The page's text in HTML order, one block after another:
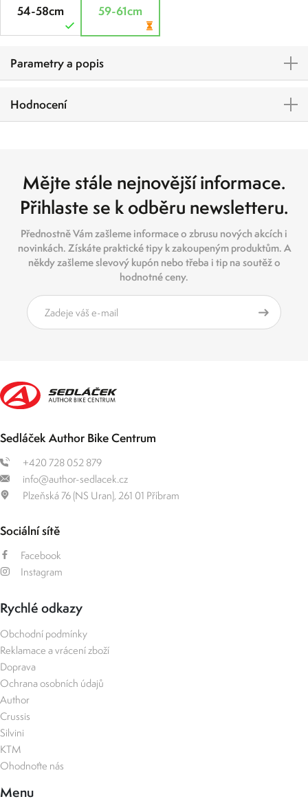
54-58cm 59-61cm
Parametry a popis
Hodnocení
Mějte stále nejnovější informace.
Přihlaste se k odběru newsletteru.
Přednostně Vám zašleme informace o zbrusu nových akcích i
novinkách. Získáte praktické tipy k zakoupeným produktům. A
někdy zašleme slevový kupón nebo třeba i tip na soutěž o
hodnotné ceny.
Sedláček Author Bike Centrum
+420 728 052 879
info@author-sedlacek.cz
Plzeňská 76 (NS Uran), 261 01 Příbram
Sociální sítě
Facebook
Instagram
Rychlé odkazy
Obchodní podmínky
Reklamace a vrácení zboží
Doprava
Ochrana osobních údajů
Author
Crussis
Silvini
KTM
Ohodnoťte nás
Menu